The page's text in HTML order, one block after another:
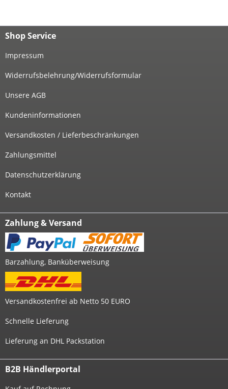
Shop Service
Impressum
Widerrufsbelehrung/Widerrufsformular
Unsere AGB
Kundeninformationen
Versandkosten / Lieferbeschränkungen
Zahlungsmittel
Datenschutzerklärung
Kontakt
Zahlung & Versand
Barzahlung, Banküberweisung
Versandkostenfrei ab Netto 50 EURO
Schnelle Lieferung
Lieferung an DHL Packstation
B2B Händlerportal